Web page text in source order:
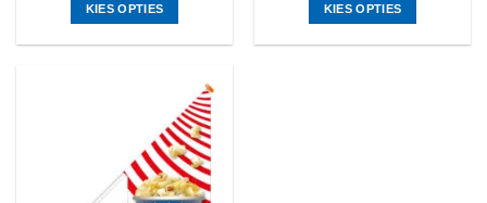
KIES OPTIES
meerdere
variaties.
Deze
optie
kan
KIES OPTIES